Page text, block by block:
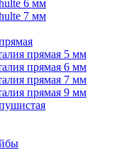
6 мм
7 мм
прямая 5 мм
прямая 6 мм
прямая 7 мм
прямая 9 мм